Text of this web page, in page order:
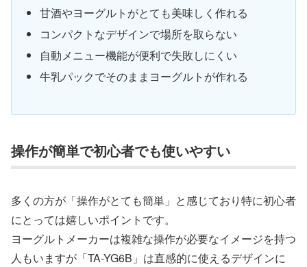
甘酒やヨーグルトがとても美味しく作れる
コンパクトなデザインで場所を取らない
自動メニュー機能が便利で失敗しにくい
牛乳パックでそのままヨーグルトが作れる
操作が簡単で初心者でも使いやすい
多くの方が「操作がとても簡単」と感じており特に初心者
にとっては嬉しいポイントです。
ヨーグルトメーカーは複雑な操作が必要なイメージを持つ
人もいますが「TA-YG6B」は直感的に使えるデザインに